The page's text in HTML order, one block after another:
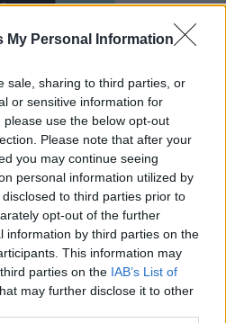
My Personal Information
sale, sharing to third parties, or
or sensitive information for
use the below opt-out
Please note that after your
you may continue seeing
personal information utilized by
to third parties prior to
opt-out of the further
information by third parties on the
This information may
parties on the IAB’s List of
may further disclose it to other